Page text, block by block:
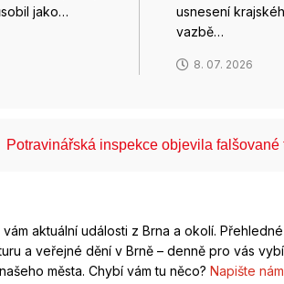
jako…
usnesení
vazbě…
8. 07. 2026
Potravinářská inspekce objevila
vám aktuální události z Brna a okolí.
a veřejné dění v Brně – denně pro vás
města. Chybí vám tu něco? Napište nám